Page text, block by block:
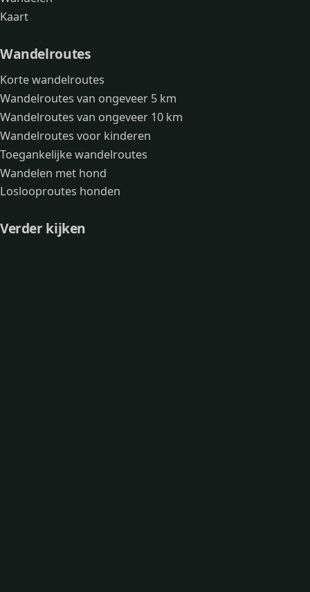
Kaart
Wandelroutes
Korte wandelroutes
Wandelroutes van ongeveer 5 km
Wandelroutes van ongeveer 10 km
Wandelroutes voor kinderen
Toegankelijke wandelroutes
Wandelen met hond
Loslooproutes honden
Verder kijken